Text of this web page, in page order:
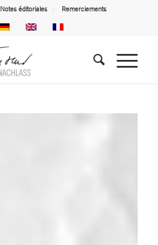
Notes éditoriales Remerciements